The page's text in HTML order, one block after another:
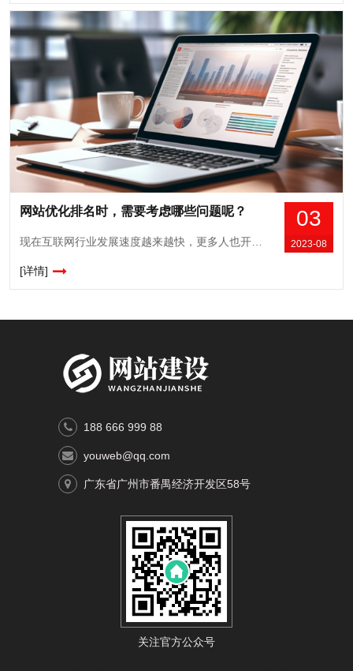
03
2023-08
网站优化排名时，需要考虑哪些问题呢？
[详情]
188 666 999 88
youweb@qq.com
广东省广州市番禺经济开发区58号
关注官方公众号